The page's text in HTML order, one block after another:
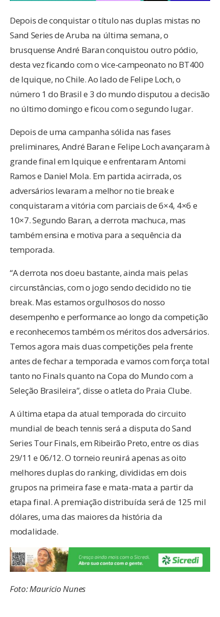
Depois de conquistar o título nas duplas mistas no
Sand Series de Aruba na última semana, o
brusquense André Baran conquistou outro pódio,
desta vez ficando com o vice-campeonato no BT400
de Iquique, no Chile. Ao lado de Felipe Loch, o
número 1 do Brasil e 3 do mundo disputou a decisão
no último domingo e ficou com o segundo lugar.
Depois de uma campanha sólida nas fases
preliminares, André Baran e Felipe Loch avançaram à
grande final em Iquique e enfrentaram Antomi
Ramos e Daniel Mola. Em partida acirrada, os
adversários levaram a melhor no tie break e
conquistaram a vitória com parciais de 6×4, 4×6 e
10×7. Segundo Baran, a derrota machuca, mas
também ensina e motiva para a sequência da
temporada.
“A derrota nos doeu bastante, ainda mais pelas
circunstâncias, com o jogo sendo decidido no tie
break. Mas estamos orgulhosos do nosso
desempenho e performance ao longo da competição
e reconhecemos também os méritos dos adversários.
Temos agora mais duas competições pela frente
antes de fechar a temporada e vamos com força total
tanto no Finals quanto na Copa do Mundo com a
Seleção Brasileira”, disse o atleta do Praia Clube.
A última etapa da atual temporada do circuito
mundial de beach tennis será a disputa do Sand
Series Tour Finals, em Ribeirão Preto, entre os dias
29/11 e 06/12. O torneio reunirá apenas as oito
melhores duplas do ranking, divididas em dois
grupos na primeira fase e mata-mata a partir da
etapa final. A premiação distribuída será de 125 mil
dólares, uma das maiores da história da
modalidade.
Foto: Mauricio Nunes